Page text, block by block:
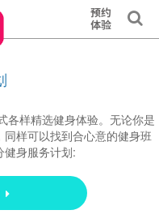
各样精选健身体验。无论你是
样可以找到合心意的健身班
健身服务计划: